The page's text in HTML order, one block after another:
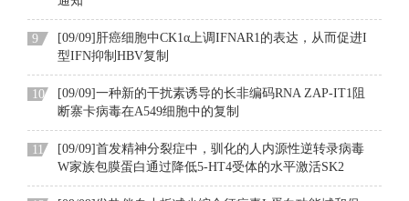
9
[09/09]肝癌细胞中CK1α上调IFNAR1的表达，从而促进I
型IFN抑制HBV复制
10
[09/09]一种新的干扰素诱导的长非编码RNA ZAP-IT1阻
断寨卡病毒在A549细胞中的复制
11
[09/09]首发精神分裂症中，驯化的人内源性逆转录病毒
W家族包膜蛋白通过降低5-HT4受体的水平激活SK2